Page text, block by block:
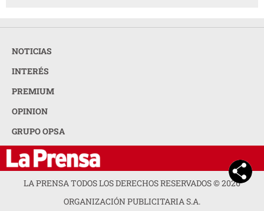
NOTICIAS
INTERÉS
PREMIUM
OPINION
GRUPO OPSA
LA PRENSA TODOS LOS DERECHOS RESERVADOS ©2026
ORGANIZACIÓN PUBLICITARIA S.A.